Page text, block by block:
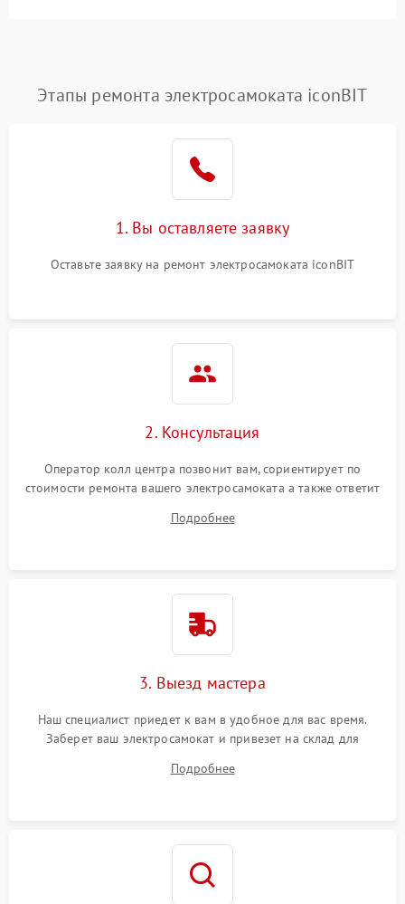
Этапы ремонта электросамоката iconBIT
1. Вы оставляете заявку
Оставьте заявку на ремонт электросамоката iconBIT
2. Консультация
Оператор колл центра позвонит вам, сориентирует по
стоимости ремонта вашего электросамоката а также ответит
Подробнее
3. Выезд мастера
Наш специалист приедет к вам в удобное для вас время.
Заберет ваш электросамокат и привезет на склад для
Подробнее